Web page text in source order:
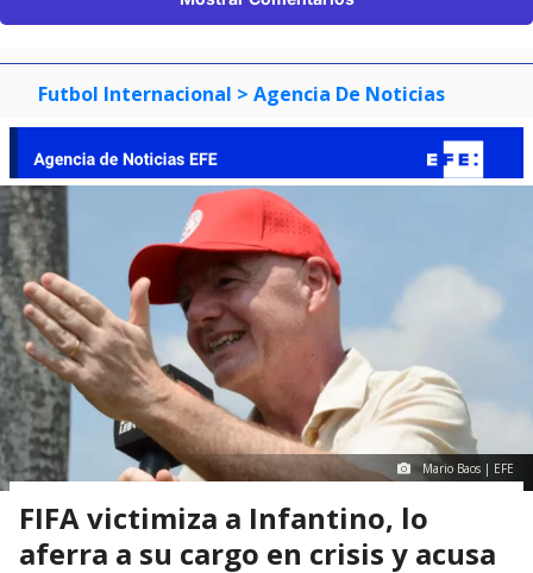
Futbol Internacional > Agencia De Noticias
Mario Baos | EFE
FIFA victimiza a Infantino, lo
aferra a su cargo en crisis y acusa